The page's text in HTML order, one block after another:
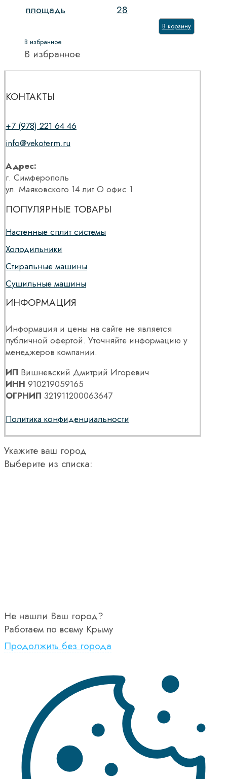
площадь
28
В корзину
В избранное
В избранное
КОНТАКТЫ
+7 (978) 221 64 46
info@vekoterm.ru
Адрес:
г. Симферополь
ул. Маяковского 14 лит О офис 1
ПОПУЛЯРНЫЕ ТОВАРЫ
Настенные сплит системы
Холодильники
Стиральные машины
Сушильные машины
ИНФОРМАЦИЯ
Информация и цены на сайте не является
публичной офертой. Уточняйте информацию у
менеджеров компании.
ИП Вишневский Дмитрий Игоревич
ИНН 910219059165
ОГРНИП 321911200063647
Политика конфиденциальности
Укажите ваш город
Выберите из списка:
Не нашли Ваш город?
Работаем по всему Крыму
Продолжить без города